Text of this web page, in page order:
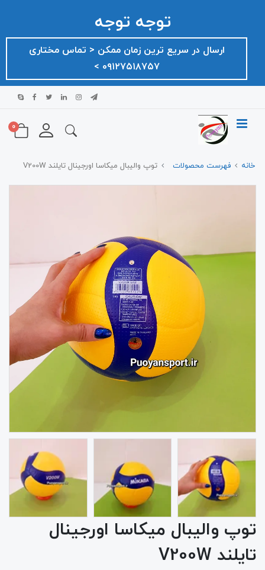
توجه توجه
ارسال در سریع ترین زمان ممکن ‌< تماس مختاری
۰۹۱۲۷۵۱۸۷۵۷ >
0
خانه فهرست محصولات توپ والیبال میکاسا اورجینال تایلند V200W
توپ والیبال میکاسا اورجینال
تایلند V200W